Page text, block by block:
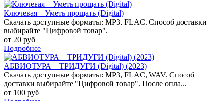
Ключевая – Уметь прощать (Digital)
Скачать доступные форматы: MP3, FLAC. Способ доставки
выбирайте "Цифровой товар".
от 20 руб
Подробнее
АБВИОТУРА – ТРИДУГИ (Digital) (2023)
Скачать доступные форматы: MP3, FLAC, WAV. Способ
доставки выбирайте "Цифровой товар". После опла...
от 100 руб